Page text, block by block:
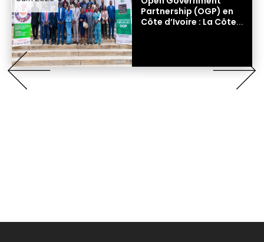
Partnership (OGP) en
Côte d’Ivoire : La Côte